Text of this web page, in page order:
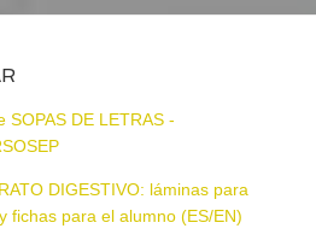
SOPAS DE LETRAS -
DIGESTIVO: láminas para
fichas para el alumno (ES/EN)